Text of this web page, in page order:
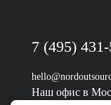
7 (495)
Наш офис в